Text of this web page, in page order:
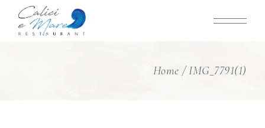
content
Home IMG_7791(1)